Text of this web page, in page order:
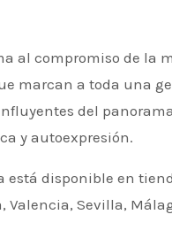
al compromiso de la
marcan a toda una
del
y autoexpresión.
está disponible en
Sevilla,